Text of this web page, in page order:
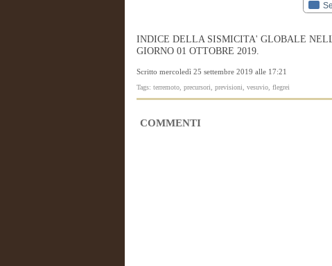
INDICE DELLA SISMICITA' GLOBALE
GIORNO 01 OTTOBRE 2019.
Scritto mercoledì 25 settembre 2019 alle 17:21
Tags: terremoto, precursori, previsioni, vesuvio, flegrei
COMMENTI